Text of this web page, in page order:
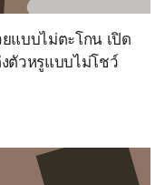
แบบไม่ตะโกน เปิด
ตัวหรูแบบไม่โชว์